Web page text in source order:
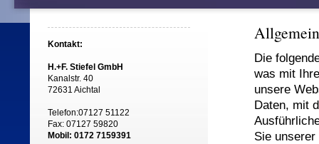
Kontakt:
H.+F. Stiefel GmbH
Kanalstr. 40
72631 Aichtal
Telefon:07127 51122
Fax: 07127 59820
Mobil: 0172 7159391
Die
was mit
unsere
Daten, mit
Sie